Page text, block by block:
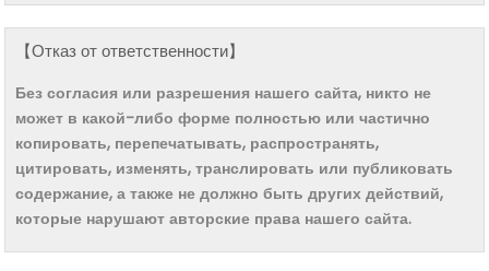
【Отказ от ответственности】
Без согласия или разрешения нашего сайта, никто не
может в какой-либо форме полностью или частично
копировать, перепечатывать, распространять,
цитировать, изменять, транслировать или публиковать
содержание, а также не должно быть других действий,
которые нарушают авторские права нашего сайта.